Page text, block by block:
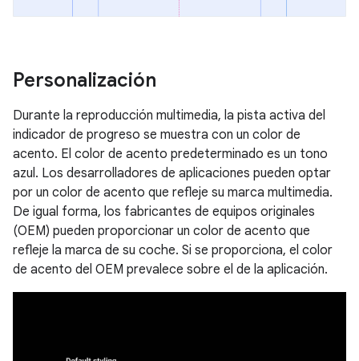
Personalización
Durante la reproducción multimedia, la pista activa del
indicador de progreso se muestra con un color de
acento. El color de acento predeterminado es un tono
azul. Los desarrolladores de aplicaciones pueden optar
por un color de acento que refleje su marca multimedia.
De igual forma, los fabricantes de equipos originales
(OEM) pueden proporcionar un color de acento que
refleje la marca de su coche. Si se proporciona, el color
de acento del OEM prevalece sobre el de la aplicación.